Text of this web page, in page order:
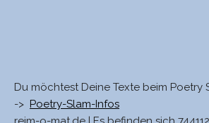
Du möchtest Deine Texte beim Poetry
-> Poetry-Slam-Infos